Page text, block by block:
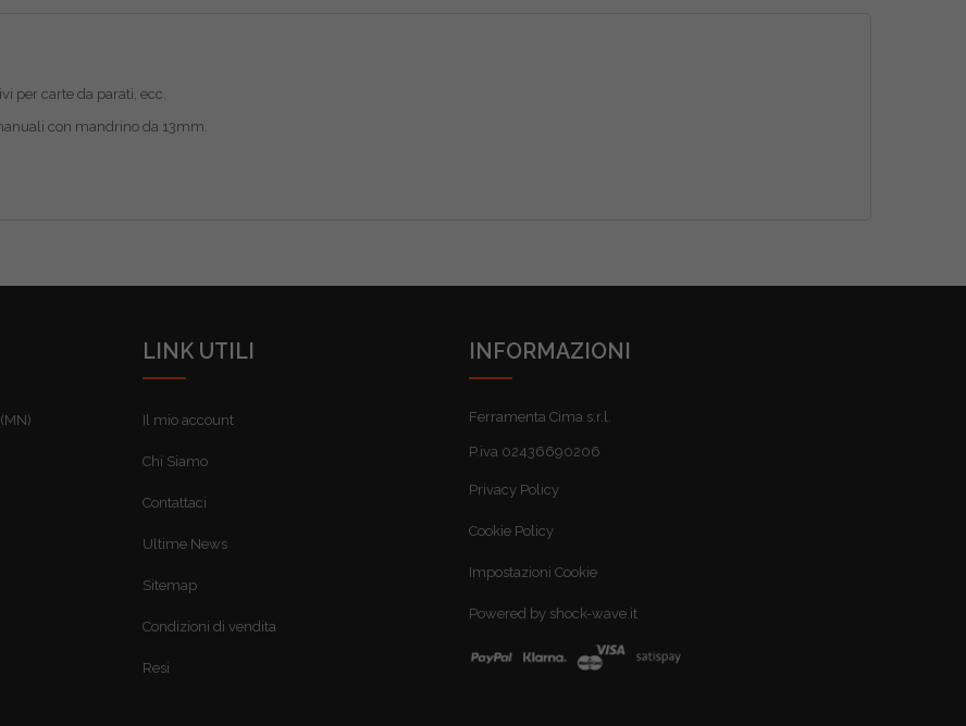
per carte da parati, ecc.
con mandrino da 13mm.
LINK UTILI
Il mio account
Chi Siamo
Contattaci
Ultime News
Sitemap
Condizioni di vendita
Resi
INFORMAZIONI
Ferramenta Cima s.r.l.
P.iva 02436690206
Privacy Policy
Cookie Policy
Impostazioni Cookie
Powered by shock-wave.it